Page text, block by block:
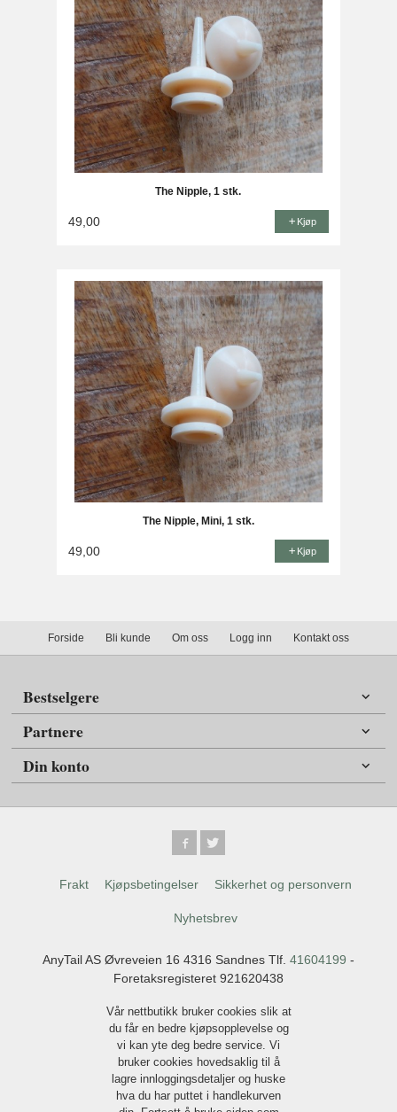
The Nipple, 1 stk.
49,00 Kjøp
The Nipple, Mini, 1 stk.
49,00 Kjøp
Forside Bli kunde Om oss Logg inn Kontakt oss
Bestselgere
Partnere
Din konto
Frakt Kjøpsbetingelser Sikkerhet og personvern
Nyhetsbrev
AnyTail AS Øvreveien 16 4316 Sandnes Tlf. 41604199 -
Foretaksregisteret 921620438
Vår nettbutikk bruker cookies slik at
du får en bedre kjøpsopplevelse og
vi kan yte deg bedre service. Vi
bruker cookies hovedsaklig til å
lagre innloggingsdetaljer og huske
hva du har puttet i handlekurven